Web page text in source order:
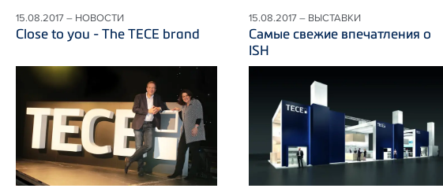
15.08.2017 – НОВОСТИ
Close to you - The TECE brand
15.08.2017 – ВЫСТАВКИ
Самые свежие впечатления о
ISH